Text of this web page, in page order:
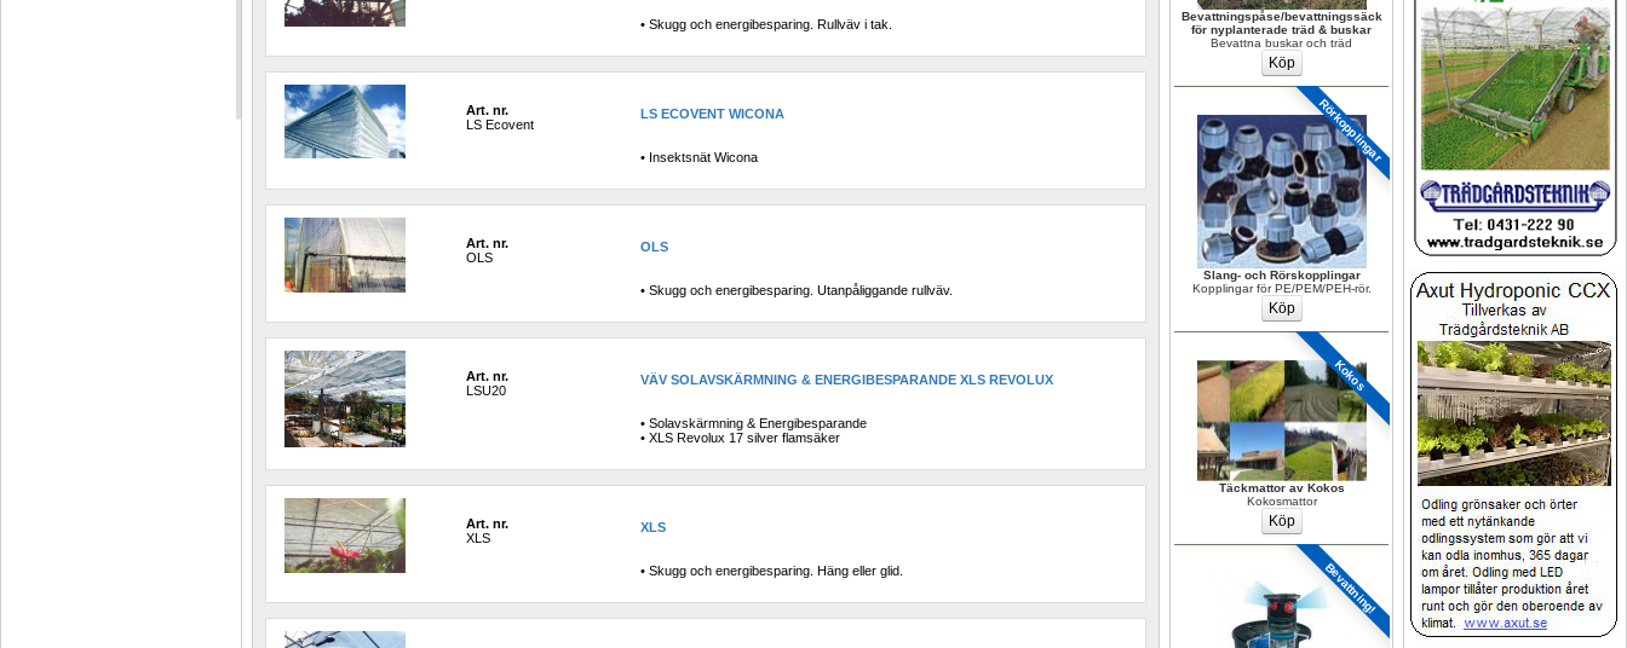
Bevattningspåse/bevattningssäck
för nyplanterade träd & buskar
Bevattna buskar och träd
Rörkopplingar
Slang- och Rörskopplingar
Kopplingar för PE/PEM/PEH-rör.
Kokos
Täckmattor av Kokos
Kokosmattor
Bevattning!
• Skugg och energibesparing. Rullväv i tak.
Art. nr.
LS Ecovent
LS ECOVENT WICONA
• Insektsnät Wicona
Art. nr.
OLS
OLS
• Skugg och energibesparing. Utanpåliggande rullväv.
Art. nr.
LSU20
VÄV SOLAVSKÄRMNING & ENERGIBESPARANDE XLS REVOLUX
• Solavskärmning & Energibesparande
• XLS Revolux 17 silver flamsäker
Art. nr.
XLS
XLS
• Skugg och energibesparing. Häng eller glid.